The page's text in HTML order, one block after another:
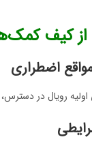
از کیف
اضطراری
رویال در